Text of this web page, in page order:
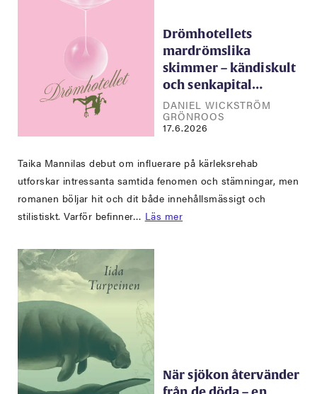
Drömhotellets
mardrömslika
skimmer – kändiskult
och senkapital…
DANIEL WICKSTRÖM
GRÖNROOS
17.6.2026
Taika Mannilas debut om influerare på kärleksrehab
utforskar intressanta samtida fenomen och stämningar, men
romanen böljar hit och dit både innehållsmässigt och
stilistiskt. Varför befinner… Läs mer
När sjökon återvänder